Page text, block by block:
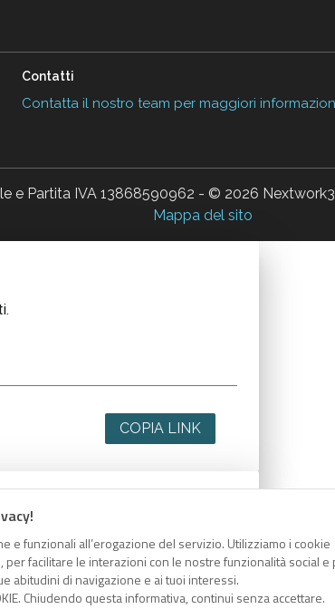
e funzionali all’erogazione del servizio. Utilizziamo i cookie
facilitare le interazioni con le nostre funzionalità social e
abitudini di navigazione e ai tuoi interessi.
Chiudendo questa informativa, continui senza accettare.
Contatti
Contatta il nostro team per maggiori
e Partita IVA 13868590962 - © 2026
Mappa del sito
COPIA LINK